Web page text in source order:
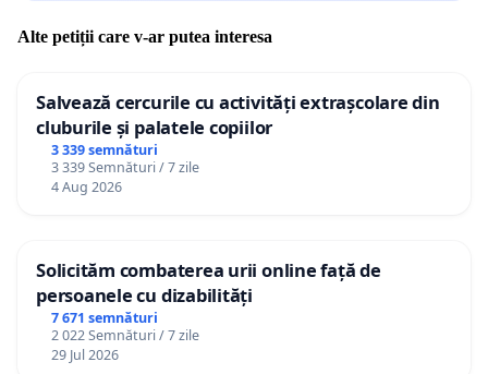
Alte petiții care v-ar putea interesa
Salvează cercurile cu activități extrașcolare din
cluburile și palatele copiilor
3 339 semnături
3 339 Semnături / 7 zile
4 Aug 2026
Solicităm combaterea urii online față de
persoanele cu dizabilități
7 671 semnături
2 022 Semnături / 7 zile
29 Jul 2026